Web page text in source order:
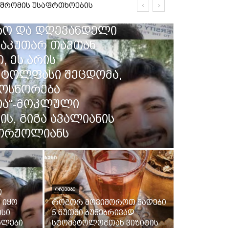
უსაფრთხოების
და დღევანდელი
თავთან
ეს არის
ტოლფასი შეცდომა,
მოკლული
გიგა ავალიანის
იყო
ᲠᲩᲔᲕᲔᲑᲘ
როგორ მოვიშოროთ ნადები
5 წუთში ბუნებრივად
სტომატოლოგთან ვიზიტის